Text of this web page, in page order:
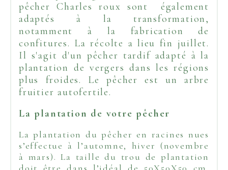
pêcher Charles roux sont également
adaptés à la transformation,
notamment à la fabrication de
confitures. La récolte a lieu fin juillet.
Il s'agit d'un pêcher tardif adapté à la
plantation de vergers dans les régions
plus froides. Le pêcher est un arbre
fruitier autofertile.
La plantation de votre pêcher
La plantation du pêcher en racines nues
s’effectue à l’automne, hiver (novembre
à mars). La taille du trou de plantation